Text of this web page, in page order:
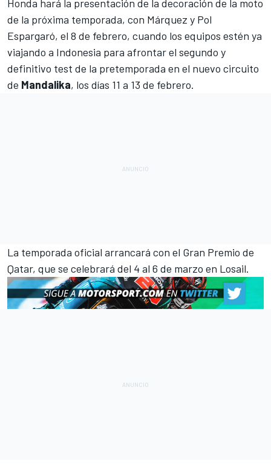
Honda hará la presentación de la decoración de la moto
de la próxima temporada, con Márquez y Pol
Espargaró, el 8 de febrero, cuando los equipos estén ya
viajando a Indonesia para afrontar el segundo y
definitivo test de la pretemporada en el nuevo circuito
de Mandalika, los días 11 a 13 de febrero.
La temporada oficial arrancará con el Gran Premio de
Qatar, que se celebrará del 4 al 6 de marzo en Losail.